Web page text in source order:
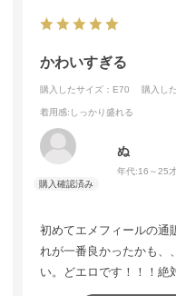
かわいすぎる
購入したサイズ：E70 購入し
着用感:しっかり盛れる
ぬ
年代:16～25
初めてエメフィールの通
れが一番良かったかも、
い。どエロです！！！絶